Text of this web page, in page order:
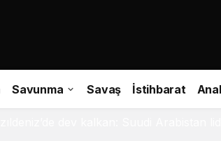
Savunma Savaş İstihbarat